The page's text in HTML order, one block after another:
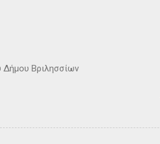
Δήμου Βριλησσίων